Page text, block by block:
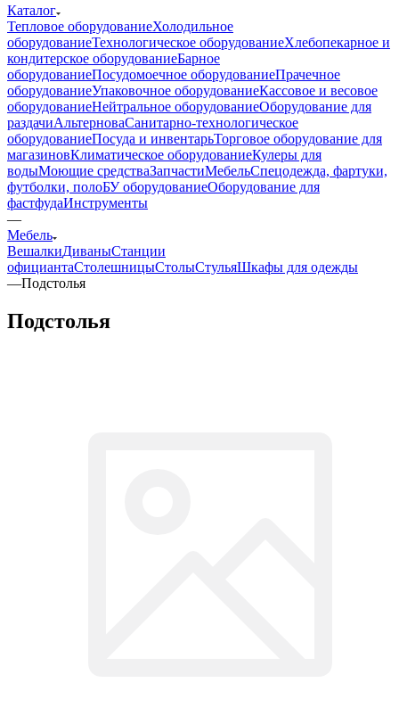
Каталог
Тепловое оборудованиеХолодильное
оборудованиеТехнологическое оборудованиеХлебопекарное и
кондитерское оборудованиеБарное
оборудованиеПосудомоечное оборудованиеПрачечное
оборудованиеУпаковочное оборудованиеКассовое и весовое
оборудованиеНейтральное оборудованиеОборудование для
раздачиАльтерноваСанитарно-технологическое
оборудованиеПосуда и инвентарьТорговое оборудование для
магазиновКлиматическое оборудованиеКулеры для
водыМоющие средстваЗапчастиМебельСпецодежда, фартуки,
футболки, полоБУ оборудованиеОборудование для
фастфудаИнструменты
—
Мебель
ВешалкиДиваныСтанции
официантаСтолешницыСтолыСтульяШкафы для одежды
—Подстолья
Подстолья